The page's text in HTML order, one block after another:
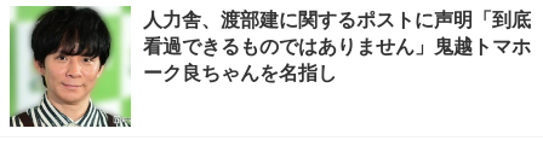
人力舎、渡部建に関するポストに声明「到底
看過できるものではありません」鬼越トマホ
ーク良ちゃんを名指し